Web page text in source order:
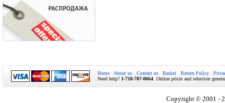
Home About us Contact us Basket Return Policy
Need help? 1-718-787-0664 . Online prices and selection
Copyright © 2001 -